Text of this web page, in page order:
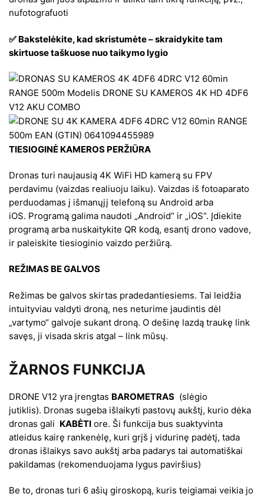
nufotografuoti
✅ Bakstelėkite, kad skristumėte – skraidykite tam
skirtuose taškuose nuo taikymo lygio
TIESIOGINĖ KAMEROS PERŽIŪRA
Dronas turi naujausią 4K WiFi HD kamerą su FPV
perdavimu (vaizdas realiuoju laiku). Vaizdas iš fotoaparato
perduodamas į išmanųjį telefoną su Android arba
iOS. Programą galima naudoti „Android“ ir „iOS“. Įdiekite
programą arba nuskaitykite QR kodą, esantį drono vadove,
ir paleiskite tiesioginio vaizdo peržiūrą.
REŽIMAS BE GALVOS
Režimas be galvos skirtas pradedantiesiems. Tai leidžia
intuityviau valdyti droną, nes neturime jaudintis dėl
„vartymo“ galvoje sukant droną. O dešinę lazdą traukę link
savęs, ji visada skris atgal – link mūsų.
ŽARNOS FUNKCIJA
DRONE V12 yra įrengtas BAROMETRAS (slėgio
jutiklis). Dronas sugeba išlaikyti pastovų aukštį, kurio dėka
dronas gali KABĖTI ore. Ši funkcija bus suaktyvinta
atleidus kairę rankenėlę, kuri grįš į vidurinę padėtį, tada
dronas išlaikys savo aukštį arba padarys tai automatiškai
pakildamas (rekomenduojama lygus paviršius)
Be to, dronas turi 6 ašių giroskopą, kuris teigiamai veikia jo